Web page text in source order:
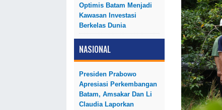
Optimis Batam Menjadi
Kawasan Investasi
Berkelas Dunia
NASIONAL
Presiden Prabowo
Apresiasi Perkembangan
Batam, Amsakar Dan Li
Claudia Laporkan